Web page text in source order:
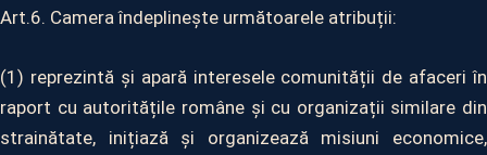
Art.6. Camera îndeplinește următoarele atribuții:
(1) reprezintă și apară interesele comunității de afaceri în
raport cu autoritățile române și cu organizații similare din
strainătate, inițiază și organizează misiuni economice,